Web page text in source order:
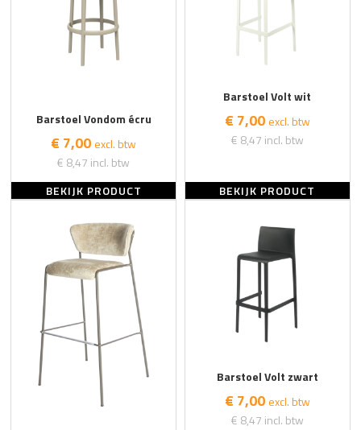
Barstoel Vondom écru
€ 7,00 excl. btw
€ 8,47 incl. btw
BEKIJK PRODUCT
Barstoel Volt wit
€ 7,00 excl. btw
€ 8,47 incl. btw
BEKIJK PRODUCT
Barstoel Volt zwart
€ 7,00 excl. btw
€ 8,47 incl. btw